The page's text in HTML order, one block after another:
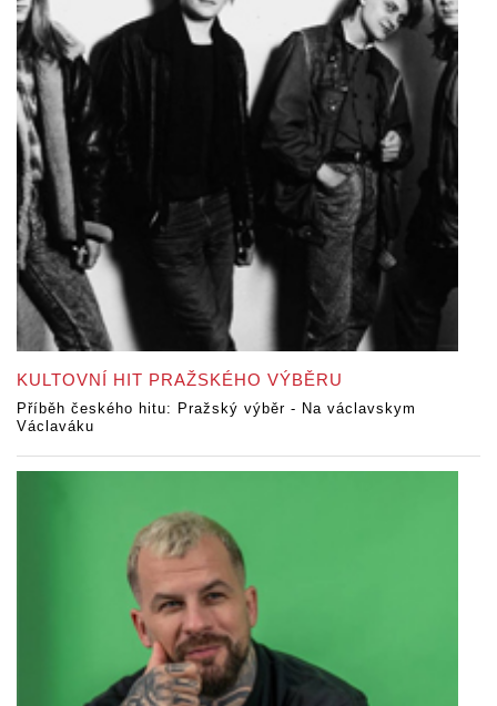
KULTOVNÍ HIT PRAŽSKÉHO VÝBĚRU
Příběh českého hitu: Pražský výběr - Na václavskym
Václaváku